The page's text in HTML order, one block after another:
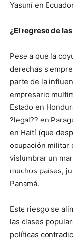
Yasuní en
¿El regreso de
Pese a que la
derechas
parte de la
empresario
Estado en
?legal?? en
en Haití (que
ocupación militar
vislumbrar un
muchos países,
Panamá.
Este riesgo se
las clases
políticas